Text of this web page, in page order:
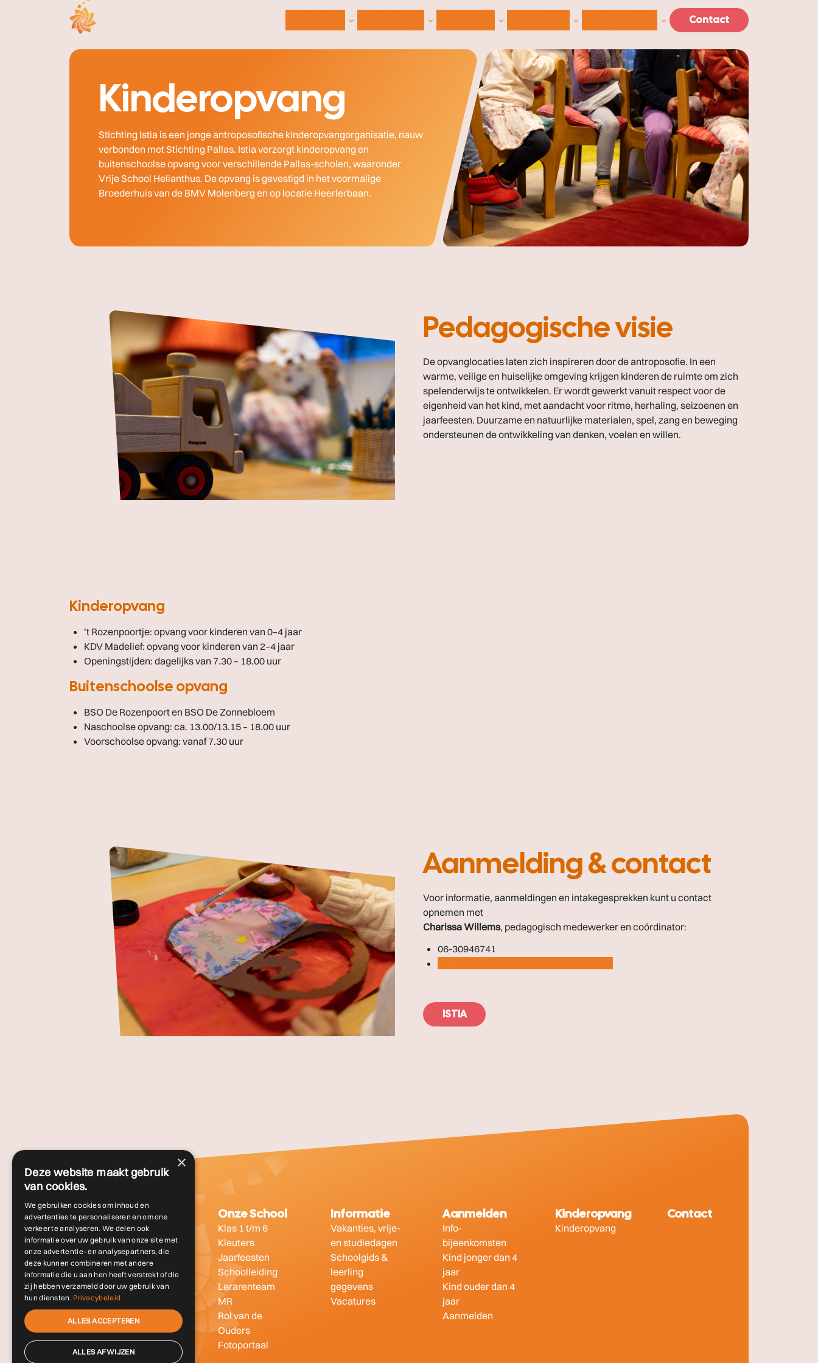
- Home pagina
Contact
Kinderopvang
Stichting Istia is een jonge antroposofische kinderopvangorganisatie, nauw
verbonden met Stichting Pallas. Istia verzorgt kinderopvang en
buitenschoolse opvang voor verschillende Pallas-scholen, waaronder
Vrije School Helianthus. De opvang is gevestigd in het voormalige
Broederhuis van de BMV Molenberg en op locatie Heerlerbaan.
Pedagogische visie
De opvanglocaties laten zich inspireren door de antroposofie. In een
warme, veilige en huiselijke omgeving krijgen kinderen de ruimte om zich
spelenderwijs te ontwikkelen. Er wordt gewerkt vanuit respect voor de
eigenheid van het kind, met aandacht voor ritme, herhaling, seizoenen en
jaarfeesten. Duurzame en natuurlijke materialen, spel, zang en beweging
ondersteunen de ontwikkeling van denken, voelen en willen.
Kinderopvang
’t Rozenpoortje: opvang voor kinderen van 0–4 jaar
KDV Madelief: opvang voor kinderen van 2–4 jaar
Openingstijden: dagelijks van 7.30 – 18.00 uur
Buitenschoolse opvang
BSO De Rozenpoorten BSO De Zonnebloem
Naschoolse opvang: ca. 13.00/13.15 – 18.00 uur
Voorschoolse opvang: vanaf7.30 uur
Aanmelding & contact
Voor informatie, aanmeldingen en intakegesprekken kunt u contact
opnemen met
Charissa Willems, pedagogisch medewerker en coördinator:
06-30946741
ISTIA
Vrijeschool
Wat is de
vrijeschool
Voortgezet
onderwijs
Stichting Pallas
Onze School
Klas 1 t/m 6
Kleuters
Jaarfeesten
Schoolleiding
Lerarenteam
MR
Rol van de
Ouders
Fotoportaal
Informatie
Vakanties, vrije-
en studiedagen
Schoolgids &
leerling
gegevens
Vacatures
Aanmelden
Info-
bijeenkomsten
Kind jonger dan 4
jaar
Kind ouder dan 4
jaar
Aanmelden
Kinderopvang
Kinderopvang
Contact
×
Deze website maakt gebruik
van cookies.
We gebruiken cookies om inhoud en
advertenties te personaliseren en om ons
verkeer te analyseren. We delen ook
informatie over uw gebruik van onze site met
onze advertentie- en analysepartners, die
deze kunnen combineren met andere
informatie die u aan hen heeft verstrekt of die
zij hebben verzameld door uw gebruik van
hun diensten. Privacybeleid
ALLES ACCEPTEREN
ALLES AFWIJZEN